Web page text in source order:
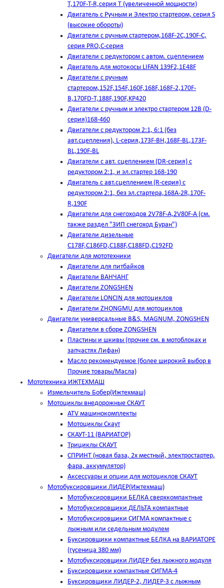
T,170F-T-R,серия Т (увеличенной мощности)
Двигатель с Ручным и Электро стартером, серия S
(высокие обороты)
Двигатели с ручным стартером,168F-2C,190F-C,
серия PRO,C-серия
Двигатели с редуктором с автом. сцеплением
Двигатель для мотокосы LIFAN 139F2,1E48F
Двигатели с ручным
стартером,152F,154F,160F,168F,168F-2,170F-
B,170FD-T,188F,190F,KP420
Двигатели с ручным и электро стартером 12В (D-
серия)168-460
Двигатели с редуктором 2:1, 6:1 (без
авт.сцепления), L-серия,173F-BH,168F-BL,173F-
BL,190F-BL
Двигатели с авт. сцеплением (DR-серия) с
редуктором 2:1, и эл.стартер 168-190
Двигатель с авт.сцеплением (R-серия) с
редуктором 2:1, без эл.стартера,168А-2R,170F-
R,190F
Двигатели для снегоходов 2V78F-A,2V80F-A (см.
также раздел "ЗИП снегоход Буран")
Двигатели дизельные
C178F,С186FD,C188F,C188FD,C192FD
Двигатели для мототехники
Двигатели для питбайков
Двигатели ВАНЧАНГ
Двигатели ZONGSHEN
Двигатели LONCIN для мотоциклов
Двигатели ZHONGMU для мотоциклов
Двигатели универсальные B&S, MAGNUM, ZONGSHEN
Двигатели в сборе ZONGSHEN
Пластины и шкивы (прочие см. в мотоблоках и
запчастях Лифан)
Масло рекомендуемое (более широкий выбор в
Прочие товары/Масла)
Мототехника ИЖТЕХМАШ
Измельчитель Бобер(Ижтехмаш)
Мотоциклы внедорожные СКАУТ
ATV машинокомплекты
Мотоциклы Скаут
СКАУТ-11 (ВАРИАТОР)
Трициклы СКАУТ
СПРИНТ (новая база, 2х местный, электростартер,
фара, аккумулятор)
Аксессуары и опции для мотоциклов СКАУТ
Мотобуксировщики ЛИДЕР(Ижтехмаш)
Мотобуксировщики БЕЛКА сверхкомпактные
Мотобуксировщики ДЕЛЬТА компактные
Мотобуксировщики СИГМА компактные с
лыжным или седельным модулем
Буксировщики компактные БЕЛКА на ВАРИАТОРЕ
(гусеница 380 мм)
Мотобуксировщики ЛИДЕР без лыжного модуля
Буксировщики компактные СИГМА-4
Буксировщики ЛИДЕР-2, ЛИДЕР-3 c лыжным